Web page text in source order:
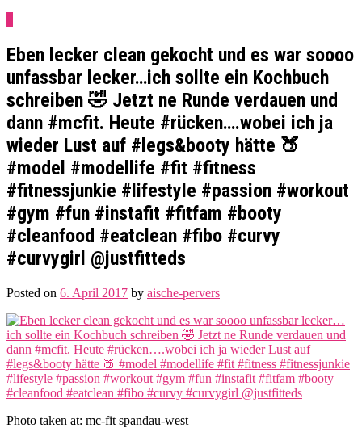
Eben lecker clean gekocht und es war soooo
unfassbar lecker…ich sollte ein Kochbuch
schreiben 🤣 Jetzt ne Runde verdauen und
dann #mcfit. Heute #rücken….wobei ich ja
wieder Lust auf #legs&booty hätte 🍑
#model #modellife #fit #fitness
#fitnessjunkie #lifestyle #passion #workout
#gym #fun #instafit #fitfam #booty
#cleanfood #eatclean #fibo #curvy
#curvygirl @justfitteds
Posted on 6. April 2017 by aische-pervers
Photo taken at: mc-fit spandau-west